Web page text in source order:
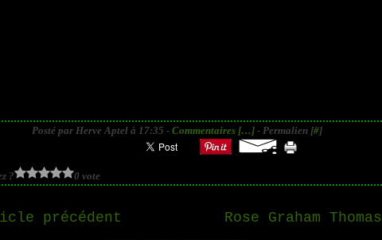
Posté par Herve Aptel à 17:35 -Commentaires […] - Permalien [#]
? 0 vote
précédent Rose Graham Thomas